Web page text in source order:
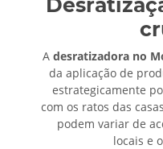
A desratizadora no
da aplicação de
estrategicamente
com os ratos das
podem variar de
locais e